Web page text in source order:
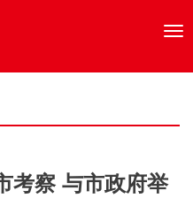
考察 与市政府举